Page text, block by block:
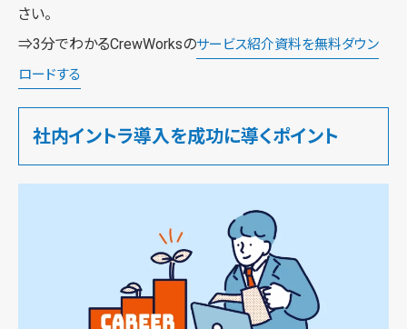
さい。
⇒3分でわかるCrewWorksのサービス紹介資料を無料ダウン
ロードする
社内イントラ導入を成功に導くポイント